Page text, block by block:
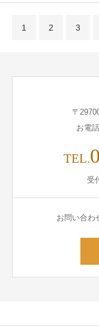
1 2 3
〒
お電
TEL.
受
お問い合わ